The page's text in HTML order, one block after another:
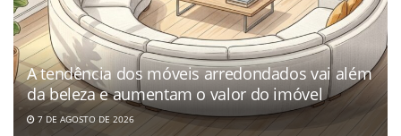
A tendência dos móveis arredondados vai além
da beleza e aumentam o valor do imóvel
7 DE AGOSTO DE 2026